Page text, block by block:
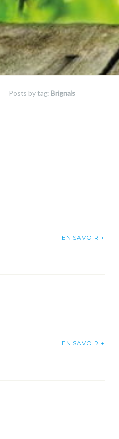
Posts by tag: Brignais
EN SAVOIR +
EN SAVOIR +